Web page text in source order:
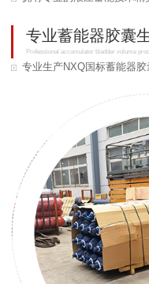
专业蓄能器胶囊
Professional accumulator bladder volume
专业生产NXQ国标蓄能器